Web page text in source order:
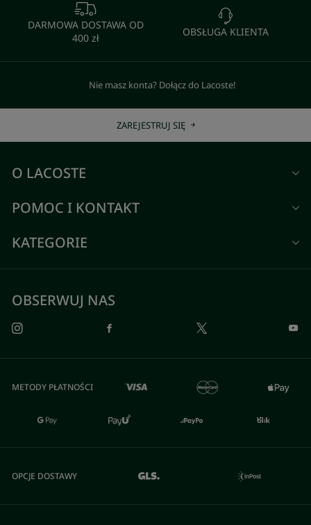
DARMOWA DOSTAWA OD
400 zł
OBSŁUGA KLIENTA
Nie masz konta? Dołącz do Lacoste!
ZAREJESTRUJ SIĘ
O LACOSTE
POMOC I KONTAKT
KATEGORIE
OBSERWUJ NAS
METODY PŁATNOŚCI
OPCJE DOSTAWY